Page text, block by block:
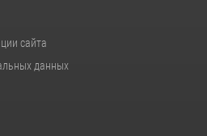
сайта
данных